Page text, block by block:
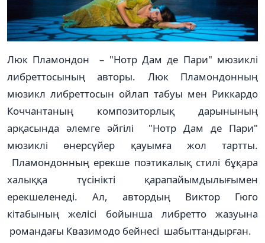
Люк Пламондон – "Нотр Дам де Пари" мюзиклі
либреттосының авторы. Люк Пламондонның
мюзикл либреттосын ойлап табуы мен Риккардо
Коччантаның композиторлық дарынының
арқасында әлемге әйгілі "Нотр Дам де Пари"
мюзиклі өнерсүйер қауымға жол тартты.
Пламондонның ерекше поэтикалық стилі бұқара
халыққа түсінікті қарапайымдылығымен
ерекшеленеді. Ал, автордың Виктор Гюго
кітабының желісі бойынша либретто жазуына
романдағы Квазимодо бейнесі шабыттандырған.